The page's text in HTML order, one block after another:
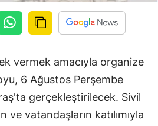
vermek amacıyla organize
6 Ağustos Perşembe
gerçekleştirilecek. Sivil
ve vatandaşların katılımıyla